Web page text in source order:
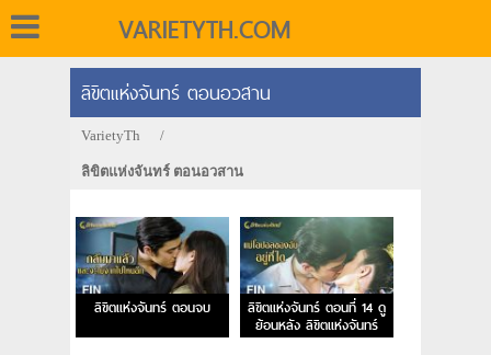
VARIETYTH.COM
ลิขิตแห่งจันทร์ ตอนอวสาน
VarietyTh /
ลิขิตแห่งจันทร์ ตอนอวสาน
ลิขิตแห่งจันทร์ ตอนจบ
ลิขิตแห่งจันทร์ ตอนที่ 14 ดู
ย้อนหลัง ลิขิตแห่งจันทร์
EP.14